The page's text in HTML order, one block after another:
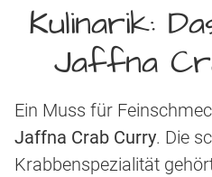
Kulinarik:
Jaffna
Ein Muss für
Jaffna Crab Curry. Die
Krabbenspezialität